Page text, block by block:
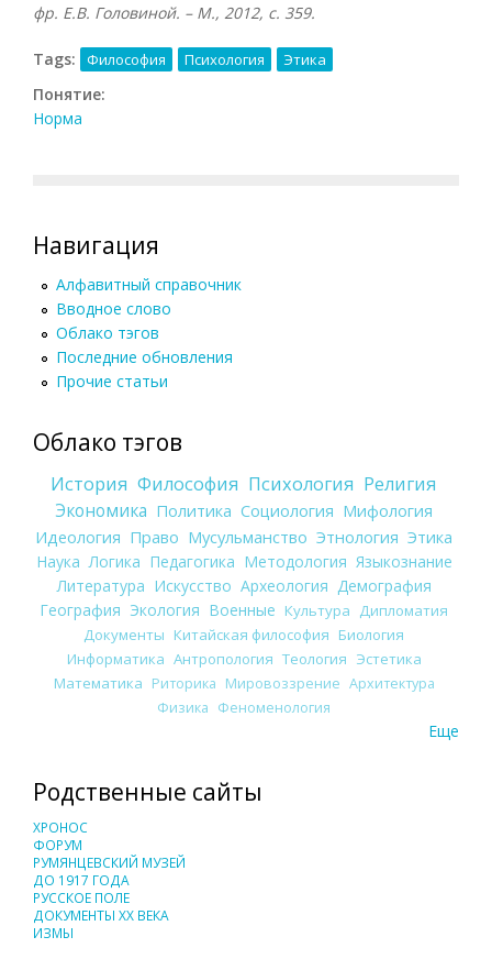
фр. Е.В. Головиной. – М., 2012, с. 359.
Tags: Философия Психология Этика
Понятие:
Норма
Навигация
Алфавитный справочник
Вводное слово
Облако тэгов
Последние обновления
Прочие статьи
Облако тэгов
История Философия Психология Религия
Экономика Политика Социология Мифология
Идеология Право Мусульманство Этнология Этика
Наука Логика Педагогика Методология Языкознание
Литература Искусство Археология Демография
География Экология Военные Культура
Дипломатия
Документы Китайская философия Биология
Информатика Антропология Теология Эстетика
Математика Риторика Мировоззрение Архитектура
Физика Феноменология
Еще
Родственные сайты
ХРОНОС
ФОРУМ
РУМЯНЦЕВСКИЙ МУЗЕЙ
ДО 1917 ГОДА
РУССКОЕ ПОЛЕ
ДОКУМЕНТЫ XX ВЕКА
ИЗМЫ